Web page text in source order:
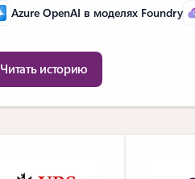
Azure OpenAI в моделях Foundry
Читать историю